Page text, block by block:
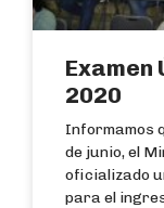
Examen
2020
Informamos
de junio, el
oficializado
para el